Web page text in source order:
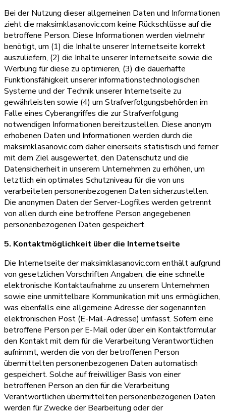
Bei der Nutzung dieser allgemeinen Daten und Informationen
zieht die maksimklasanovic.com keine Rückschlüsse auf die
betroffene Person. Diese Informationen werden vielmehr
benötigt, um (1) die Inhalte unserer Internetseite korrekt
auszuliefern, (2) die Inhalte unserer Internetseite sowie die
Werbung für diese zu optimieren, (3) die dauerhafte
Funktionsfähigkeit unserer informationstechnologischen
Systeme und der Technik unserer Internetseite zu
gewährleisten sowie (4) um Strafverfolgungsbehörden im
Falle eines Cyberangriffes die zur Strafverfolgung
notwendigen Informationen bereitzustellen. Diese anonym
erhobenen Daten und Informationen werden durch die
maksimklasanovic.com daher einerseits statistisch und ferner
mit dem Ziel ausgewertet, den Datenschutz und die
Datensicherheit in unserem Unternehmen zu erhöhen, um
letztlich ein optimales Schutzniveau für die von uns
verarbeiteten personenbezogenen Daten sicherzustellen.
Die anonymen Daten der Server-Logfiles werden getrennt
von allen durch eine betroffene Person angegebenen
personenbezogenen Daten gespeichert.
5. Kontaktmöglichkeit über die Internetseite
Die Internetseite der maksimklasanovic.com enthält aufgrund
von gesetzlichen Vorschriften Angaben, die eine schnelle
elektronische Kontaktaufnahme zu unserem Unternehmen
sowie eine unmittelbare Kommunikation mit uns ermöglichen,
was ebenfalls eine allgemeine Adresse der sogenannten
elektronischen Post (E-Mail-Adresse) umfasst. Sofern eine
betroffene Person per E-Mail oder über ein Kontaktformular
den Kontakt mit dem für die Verarbeitung Verantwortlichen
aufnimmt, werden die von der betroffenen Person
übermittelten personenbezogenen Daten automatisch
gespeichert. Solche auf freiwilliger Basis von einer
betroffenen Person an den für die Verarbeitung
Verantwortlichen übermittelten personenbezogenen Daten
werden für Zwecke der Bearbeitung oder der